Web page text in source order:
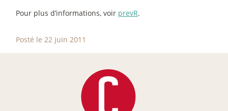
Pour plus d’informations, voir prevR.
Posté le 22 juin 2011